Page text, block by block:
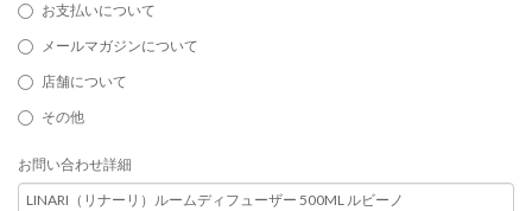
お支払いについて
メールマガジンについて
店舗について
その他
お問い合わせ詳細